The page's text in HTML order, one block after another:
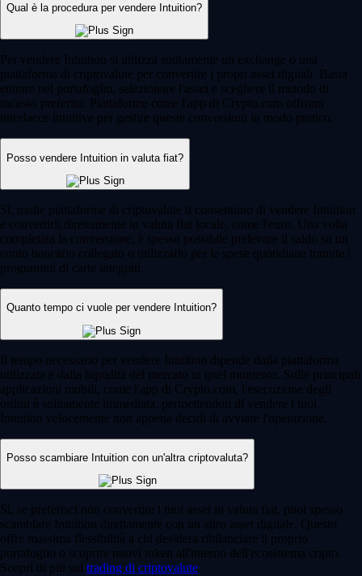
Qual è la procedura per vendere Intuition?
Per vendere Intuition si utilizza solitamente un exchange o una
piattaforma di criptovalute per convertire i propri asset digitali. Basta
entrare nel portafoglio, selezionare l'asset e scegliere il metodo di
incasso preferito. Piattaforme come l'app di Crypto.com offrono
interfacce intuitive per gestire queste conversioni in modo pratico.
Posso vendere Intuition in valuta fiat?
Sì, molte piattaforme di criptovalute ti consentono di vendere Intuition
e convertirli direttamente in valuta fiat locale, come l'euro. Una volta
completata la conversione, è spesso possibile prelevare il saldo su un
conto bancario collegato o utilizzarlo per le spese quotidiane tramite i
programmi di carte integrati.
Quanto tempo ci vuole per vendere Intuition?
Il tempo necessario per vendere Intuition dipende dalla piattaforma
utilizzata e dalla liquidità del mercato in quel momento. Sulle principali
applicazioni mobili, come l'app di Crypto.com, l'esecuzione degli
ordini è solitamente immediata, permettendoti di vendere i tuoi
Intuition velocemente non appena decidi di avviare l'operazione.
Posso scambiare Intuition con un'altra criptovaluta?
Sì, se preferisci non convertire i tuoi asset in valuta fiat, puoi spesso
scambiare Intuition direttamente con un altro asset digitale. Questo
offre massima flessibilità a chi desidera ribilanciare il proprio
portafoglio o scoprire nuovi token all'interno dell'ecosistema cripto.
Scopri di più sul trading di criptovalute